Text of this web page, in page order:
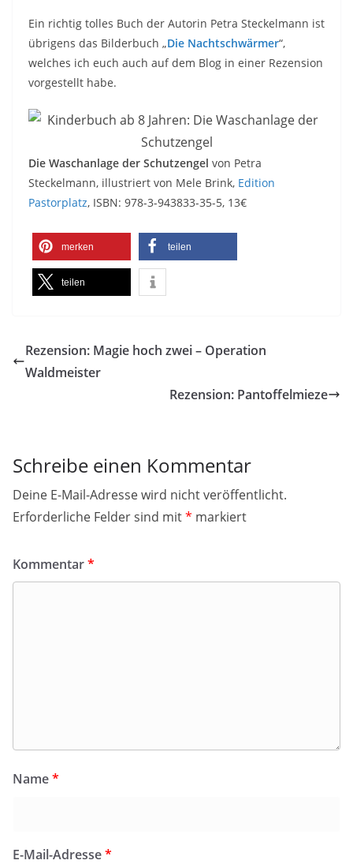
Ein richtig tolles Buch der Autorin Petra Steckelmann ist
übrigens das Bilderbuch „Die Nachtschwärmer“,
welches ich euch auch auf dem Blog in einer Rezension
vorgestellt habe.
Die Waschanlage der Schutzengel von Petra
Steckelmann, illustriert von Mele Brink, Edition
Pastorplatz, ISBN: 978-3-943833-35-5, 13€
merken teilen
teilen
Rezension: Magie hoch zwei – Operation
Waldmeister
Rezension: Pantoffelmieze
Schreibe einen Kommentar
Deine E-Mail-Adresse wird nicht veröffentlicht.
Erforderliche Felder sind mit* markiert
Kommentar*
Name*
E-Mail-Adresse*